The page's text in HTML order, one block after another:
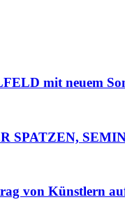
mit neuem
von Künstlern